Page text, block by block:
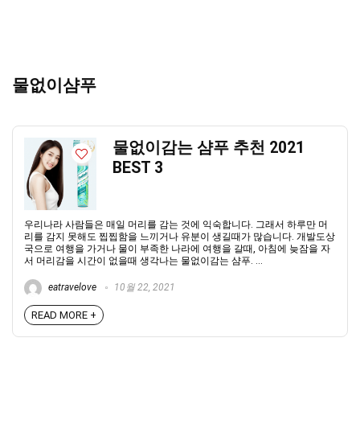
물없이샴푸
물없이감는 샴푸 추천 2021
BEST 3
우리나라 사람들은 매일 머리를 감는 것에 익숙합니다. 그래서 하루만 머
리를 감지 못해도 찝찝함을 느끼거나 유분이 생길때가 많습니다. 개발도상
국으로 여행을 가거나 물이 부족한 나라에 여행을 갈때, 아침에 늦잠을 자
서 머리감을 시간이 없을때 생각나는 물없이감는 샴푸. ...
eatravelove 10월 22, 2021
READ MORE +